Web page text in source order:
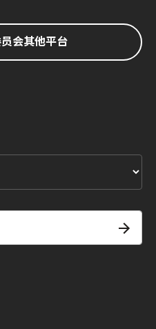
会其他平台